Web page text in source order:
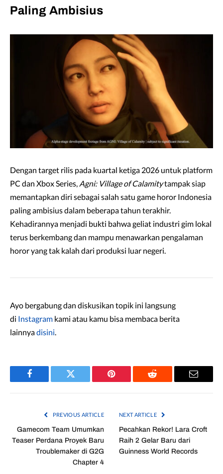
Paling Ambisius
Dengan target rilis pada kuartal ketiga 2026 untuk platform
PC dan Xbox Series, Agni: Village of Calamitytampak siap
memantapkan diri sebagai salah satu game horor Indonesia
paling ambisius dalam beberapa tahun terakhir.
Kehadirannya menjadi bukti bahwa geliat industri gim lokal
terus berkembang dan mampu menawarkan pengalaman
horor yang tak kalah dari produksi luar negeri.
Ayo bergabung dan diskusikan topik ini langsung
di Instagram kami atau kamu bisa membaca berita
lainnyadisini
Facebook Twitter Pinterest Reddit Email
PREVIOUS ARTICLE
Gamecom Team Umumkan
Teaser Perdana Proyek Baru
Troublemaker di G2G
Chapter 4
NEXT ARTICLE
Pecahkan Rekor! Lara Croft
Raih 2 Gelar Baru dari
Guinness World Records